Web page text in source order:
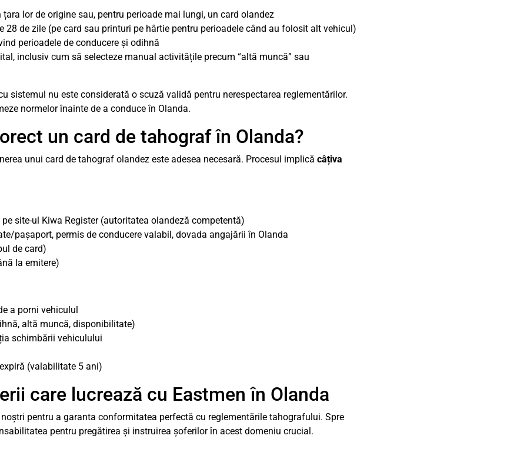
lor de origine sau, pentru perioade mai lungi, un card olandez
de zile (pe card sau printuri pe hârtie pentru perioadele când au folosit alt vehicul)
perioadele de conducere și odihnă
inclusiv cum să selecteze manual activitățile precum “altă muncă” sau
sistemul nu este considerată o scuză validă pentru nerespectarea reglementărilor.
normelor înainte de a conduce în Olanda.
un card de tahograf în Olanda?
unui card de tahograf olandez este adesea necesară. Procesul implică câțiva
site-ul Kiwa Register (autoritatea olandeză competentă)
pașaport, permis de conducere valabil, dovada angajării în Olanda
de card)
la emitere)
a porni vehiculul
altă muncă, disponibilitate)
schimbării vehiculului
(valabilitate 5 ani)
care lucrează cu Eastmen în Olanda
pentru a garanta conformitatea perfectă cu reglementările tahografului. Spre
pentru pregătirea și instruirea șoferilor în acest domeniu crucial.